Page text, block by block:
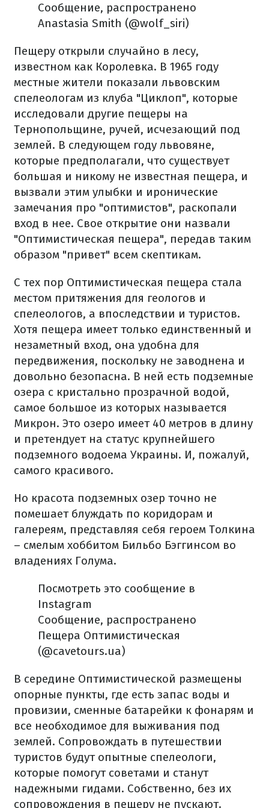
Сообщение, распространено
Anastasia Smith (@wolf_siri)
Пещеру открыли случайно в лесу,
известном как Королевка. В 1965 году
местные жители показали львовским
спелеологам из клуба "Циклоп", которые
исследовали другие пещеры на
Тернопольщине, ручей, исчезающий под
землей. В следующем году львовяне,
которые предполагали, что существует
большая и никому не известная пещера, и
вызвали этим улыбки и иронические
замечания про "оптимистов", раскопали
вход в нее. Свое открытие они назвали
"Оптимистическая пещера", передав таким
образом "привет" всем скептикам.
С тех пор Оптимистическая пещера стала
местом притяжения для геологов и
спелеологов, а впоследствии и туристов.
Хотя пещера имеет только единственный и
незаметный вход, она удобна для
передвижения, поскольку не заводнена и
довольно безопасна. В ней есть подземные
озера с кристально прозрачной водой,
самое большое из которых называется
Микрон. Это озеро имеет 40 метров в длину
и претендует на статус крупнейшего
подземного водоема Украины. И, пожалуй,
самого красивого.
Но красота подземных озер точно не
помешает блуждать по коридорам и
галереям, представляя себя героем Толкина
– смелым хоббитом Бильбо Бэггинсом во
владениях Голума.
Посмотреть это сообщение в
Instagram
Сообщение, распространено
Пещера Оптимистическая
(@cavetours.ua)
В середине Оптимистической размещены
опорные пункты, где есть запас воды и
провизии, сменные батарейки к фонарям и
все необходимое для выживания под
землей. Сопровождать в путешествии
туристов будут опытные спелеологи,
которые помогут советами и станут
надежными гидами. Собственно, без их
сопровождения в пещеру не пускают.